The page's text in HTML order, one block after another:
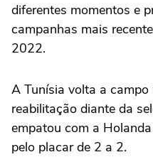
diferentes momentos e
campanhas mais
2022.
A Tunísia volta a
reabilitação diante da
empatou com a
pelo placar de 2 a 2.